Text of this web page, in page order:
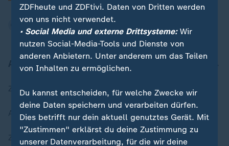
Aktuell bei ZDFheute
Zuletzt veröffentlicht
Aktuelle Sendungs-Videos
ZDFheute Stories
ZDFheute und ZDFtivi. Daten von Dritten werden
von uns nicht verwendet.
• Social Media und externe Drittsysteme:Wir
nutzen Social-Media-Tools und Dienste von
anderen Anbietern. Unter anderem um das Teilen
von Inhalten zu ermöglichen.
Du kannst entscheiden, für welche Zwecke wir
deine Daten speichern und verarbeiten dürfen.
Dies betrifft nur dein aktuell genutztes Gerät. Mit
"Zustimmen" erklärst du deine Zustimmung zu
unserer Datenverarbeitung, für die wir deine